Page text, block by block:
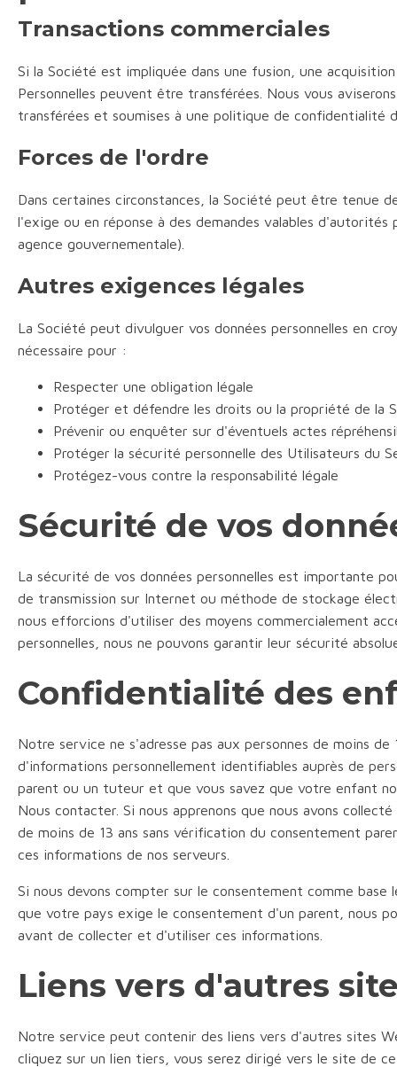
Transactions commerciales
Si la Société est impliquée dans une fusion, une
Personnelles peuvent être transférées. Nous vous
transférées et soumises à une politique de confidentialité
Forces de l'ordre
Dans certaines circonstances, la Société peut être tenue
l'exige ou en réponse à des demandes valables
agence gouvernementale).
Autres exigences légales
La Société peut divulguer vos données personnelles en
nécessaire pour :
Respecter une obligation légale
Protéger et défendre les droits ou la propriété de la
Prévenir ou enquêter sur d'éventuels actes
Protéger la sécurité personnelle des Utilisateurs du
Protégez-vous contre la responsabilité légale
Sécurité de vos
La sécurité de vos données personnelles est importante
de transmission sur Internet ou méthode de stockage
nous efforcions d'utiliser des moyens commercialement
personnelles, nous ne pouvons garantir leur sécurité
Confidentialité des
Notre service ne s'adresse pas aux personnes de moins
d'informations personnellement identifiables auprès de
parent ou un tuteur et que vous savez que votre enfant
Nous contacter. Si nous apprenons que nous avons
de moins de 13 ans sans vérification du consentement
ces informations de nos serveurs.
Si nous devons compter sur le consentement comme
que votre pays exige le consentement d'un parent, nous
avant de collecter et d'utiliser ces informations.
Liens vers d'autres
Notre service peut contenir des liens vers d'autres sites
cliquez sur un lien tiers, vous serez dirigé vers le site de